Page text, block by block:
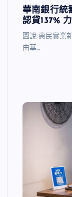
華南銀行統
認貸137%
圖說:惠民實業
由華…